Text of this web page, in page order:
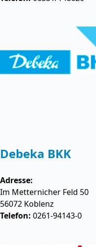
Debeka BKK
Adresse:
Im Metternicher Feld 50
56072 Koblenz
Telefon: 0261-94143-0